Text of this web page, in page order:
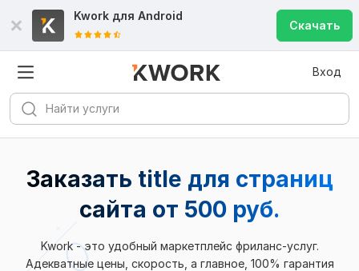
Kwork для Android
Скачать
Вход
Заказать title для страниц
сайта от 500 руб.
Kwork - это удобный маркетплейс фриланс-услуг.
Адекватные цены, скорость, а главное, 100% гарантия